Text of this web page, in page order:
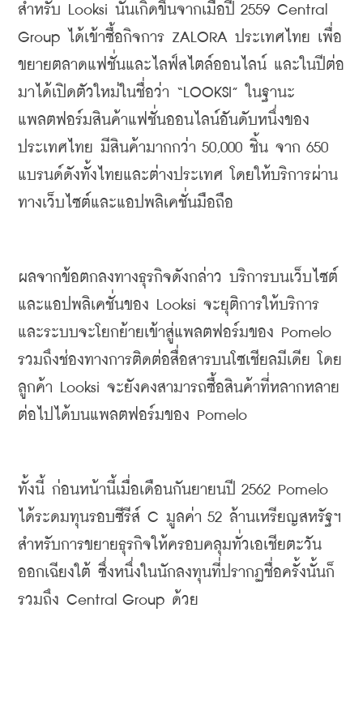
สำหรับ Looksi นั้นเกิดขึ้นจากเมื่อปี 2559 Central
Group
ได้เข้าซื้อกิจการ ZALORA ประเทศไทย เพื่อ
ขยายตลาดแฟชั่นและไลฟ์สไตล์ออนไลน์ และในปีต่อ
มาได้เปิดตัวใหม่ในชื่อว่า “LOOKSI”
ในฐานะ
แพลตฟอร์มสินค้าแฟชั่นออนไลน์อันดับหนึ่งของ
ประเทศไทย มีสินค้ามากกว่า 50,000 ชิ้น จาก
แบรนด์ดังทั้งไทยและต่างประเทศ
โดยให้บริการผ่าน
ทางเว็บไซต์และแอปพลิเคชั่นมือถือ
ผลจากข้อตกลงทางธุรกิจดังกล่าว บริการบนเว็บไซต์
และแอปพลิเคชั่นของ Looksi จะยุติการให้บริการ
และระบบจะโยกย้ายเข้าสู่แพลตฟอร์มของ
รวมถึงช่องทางการติดต่อสื่อสารบนโซเชียลมีเดีย
โดย
ลูกค้า Looksi จะยังคงสามารถซื้อสินค้าที่หลากหลาย
ต่อไปได้บนแพลตฟอร์มของ Pomelo
ทั้งนี้ ก่อนหน้านี้เมื่อเดือนกันยายนปี
ได้ระดมทุนรอบซีรีส์ C มูลค่า 52 ล้านเหรียญสหรัฐฯ
สำหรับการขยายธุรกิจให้ครอบคลุมทั่วเอเชียตะวัน
ออกเฉียงใต้ ซึ่งหนึ่งในนักลงทุนที่ปรากฏชื่อครั้งนั้นก็
รวมถึง Central Group ด้วย